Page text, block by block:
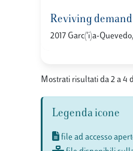
Reviving
2017 Garc('i)a-
Mostrati risultati da 2 a 4
Legenda icone
file ad accesso